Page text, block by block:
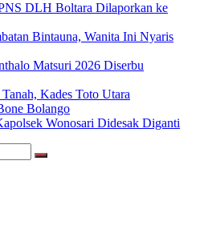
DLH Boltara Dilaporkan ke
Bintauna, Wanita Ini Nyaris
Matsuri 2026 Diserbu
Kades Toto Utara
Bolango
Wonosari Didesak Diganti
Search